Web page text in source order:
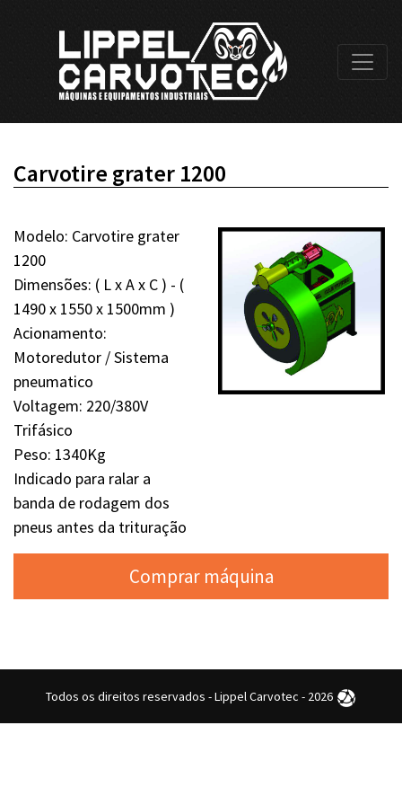
Carvotire grater 1200
Modelo: Carvotire grater
1200
Dimensões: ( L x A x C ) - (
1490 x 1550 x 1500mm )
Acionamento:
Motoredutor / Sistema
pneumatico
Voltagem: 220/380V
Trifásico
Peso: 1340Kg
Indicado para ralar a
banda de rodagem dos
pneus antes da trituração
Comprar máquina
Todos os direitos reservados - Lippel Carvotec - 2026